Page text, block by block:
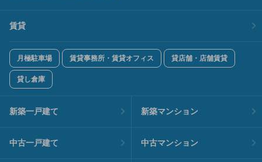
賃貸
月極駐車場 賃貸事務所・賃貸オフィス 貸店舗・店舗賃貸
貸し倉庫
新築一戸建て 新築マンション
中古一戸建て 中古マンション